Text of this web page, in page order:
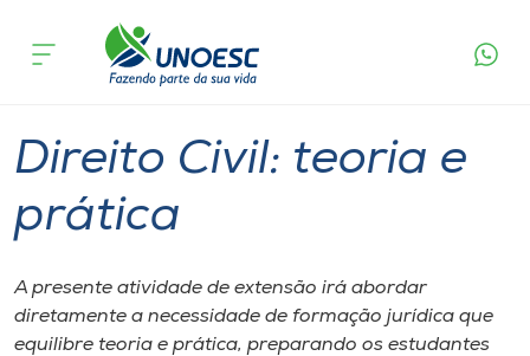
Cursos
Pesquisa
Portal de Ensino
Direito Civil: teoria e
prática
A presente atividade de extensão irá abordar
diretamente a necessidade de formação jurídica que
equilibre teoria e prática, preparando os estudantes